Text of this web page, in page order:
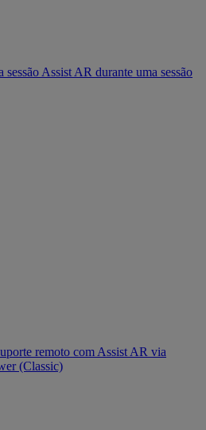
sessão Assist AR durante uma sessão
remoto com Assist AR via
(Classic)